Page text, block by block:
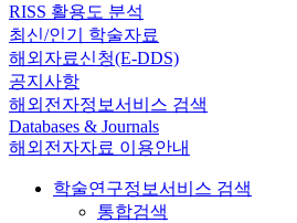
RISS 활용도 분석
최신/인기 학술자료
해외자료신청(E-DDS)
공지사항
해외전자정보서비스 검색
Databases & Journals
해외전자자료 이용안내
학술연구정보서비스 검색
통합검색